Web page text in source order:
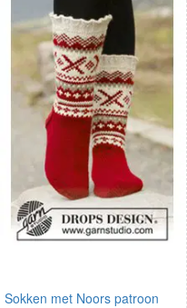
Sokken met Noors patroon